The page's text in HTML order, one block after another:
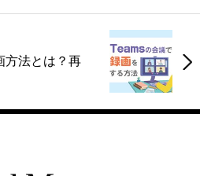
方法とは？再